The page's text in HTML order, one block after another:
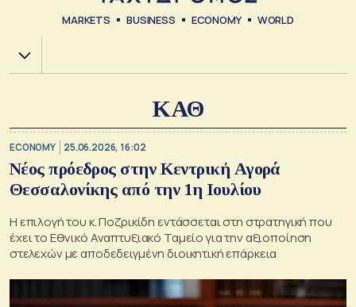
MARKETS BUSINESS ECONOMY WORLD
Χ.Α.
ΚΑΘ
ECONOMY 25.06.2026, 16:02
Νέος πρόεδρος στην Κεντρική Αγορά
Θεσσαλονίκης από την 1η Ιουλίου
Η επιλογή του κ. Ποζρικίδη εντάσσεται στη στρατηγική που
έχει το Εθνικό Αναπτυξιακό Ταμείο για την αξιοποίηση
στελεχών με αποδεδειγμένη διοικητική επάρκεια